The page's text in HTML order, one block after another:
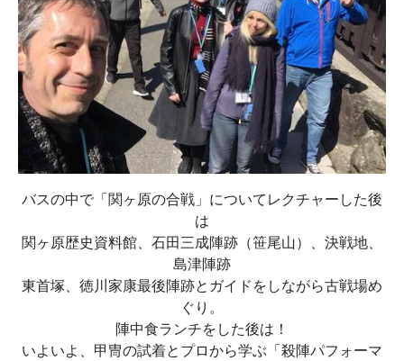
バスの中で「関ヶ原の合戦」についてレクチャーした後
は
関ヶ原歴史資料館、石田三成陣跡（笹尾山）、決戦地、
島津陣跡
東首塚、徳川家康最後陣跡とガイドをしながら古戦場め
ぐり。
陣中食ランチをした後は！
いよいよ、甲冑の試着とプロから学ぶ「殺陣パフォーマ